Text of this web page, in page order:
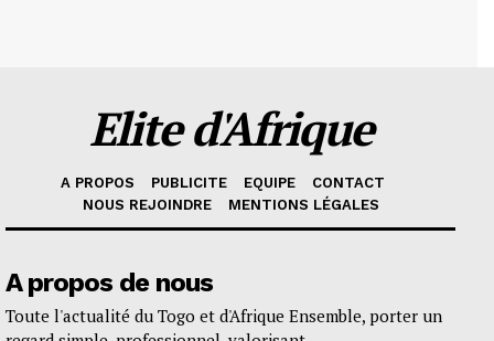
Elite d'Afrique
A PROPOS PUBLICITE EQUIPE
CONTACT
NOUS REJOINDRE
MENTIONS LÉGALES
A propos de nous
Toute l'actualité du Togo et d'Afrique Ensemble, porter un